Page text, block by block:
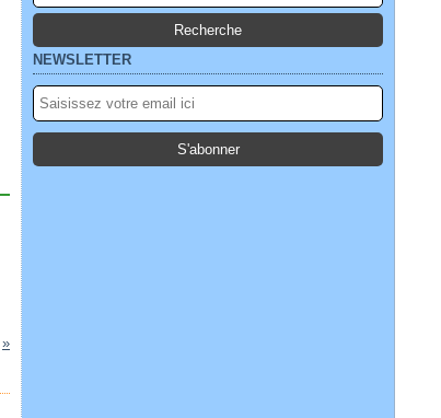
NEWSLETTER